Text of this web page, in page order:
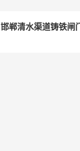
邯郸清水渠道铸铁闸门